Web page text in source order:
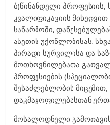
ბ)წინანდელი პროფესიის,
კვალიფიკაციის მიხედვით
საწარმოში,
ასეთის უქონლობისას,
პირადი სურვილისა და
მოთხოვნილებათა
პროფესიების
შესაძლებლობის მიცემით,
დაკმაყოფილებასთან
მოსალოდნელი